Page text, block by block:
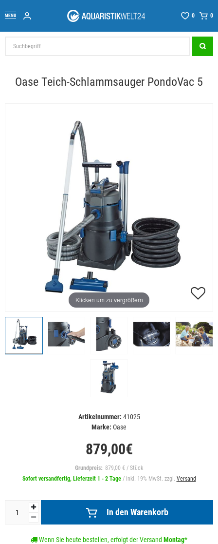
0 0
Oase Teich-Schlammsauger PondoVac 5
Klicken um zu vergrößern
Artikelnummer: 41025
Marke: Oase
879,00€
Grundpreis:: 879,00 € / Stück
Sofort versandfertig, Lieferzeit 1 - 2 Tage / inkl. 19% MwSt. zzgl. Versand
In den Warenkorb
Wenn Sie heute bestellen, erfolgt der Versand Montag*